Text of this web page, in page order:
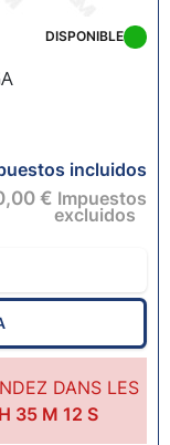
DANS LES
H 35 M11S
DISPONIBLE
incluidos
€ Impuestos
excluidos